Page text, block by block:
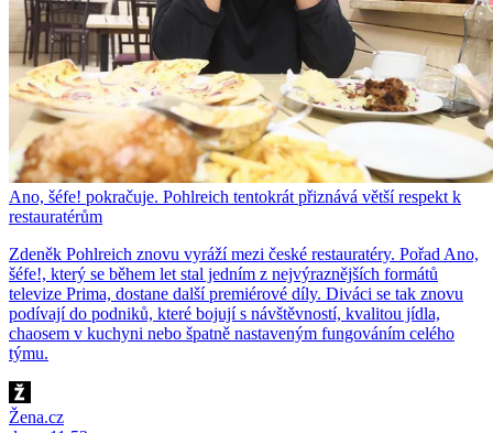
Ano, šéfe! pokračuje. Pohlreich tentokrát přiznává větší respekt k
restauratérům
Zdeněk Pohlreich znovu vyráží mezi české restauratéry. Pořad Ano,
šéfe!, který se během let stal jedním z nejvýraznějších formátů
televize Prima, dostane další premiérové díly. Diváci se tak znovu
podívají do podniků, které bojují s návštěvností, kvalitou jídla,
chaosem v kuchyni nebo špatně nastaveným fungováním celého
týmu.
Žena.cz